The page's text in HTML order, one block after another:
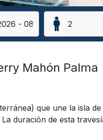
Mahón Palma
que une la isla
duración de esta